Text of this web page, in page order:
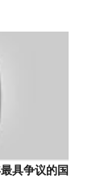
具争议的国